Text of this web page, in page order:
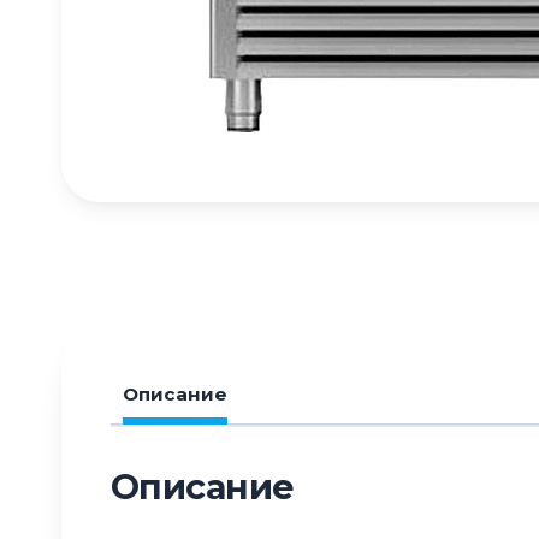
Описание
Описание